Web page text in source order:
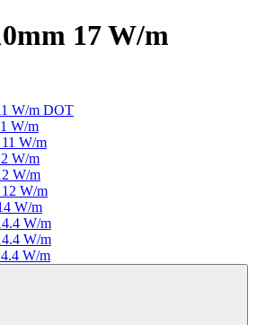
17 W/m
W/m DOT
W/m
W/m
W/m
W/m
W/m
W/m
W/m
W/m
W/m